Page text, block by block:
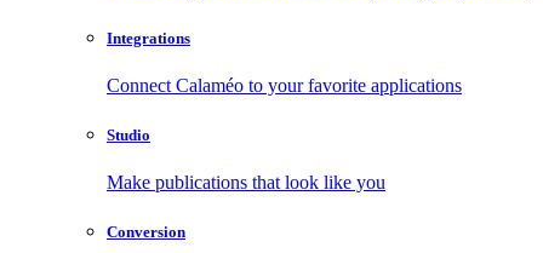
Integrations
Connect Calaméo to your favorite applications
Studio
Make publications that look like you
Conversion